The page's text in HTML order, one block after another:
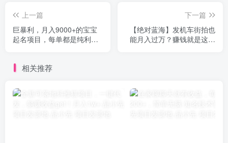
上一篇
巨暴利，月入9000+的宝宝
起名项目，每单都是纯利
下一篇
【绝对蓝海】发机车街拍也
能月入过万？赚钱就是这么
相关推荐